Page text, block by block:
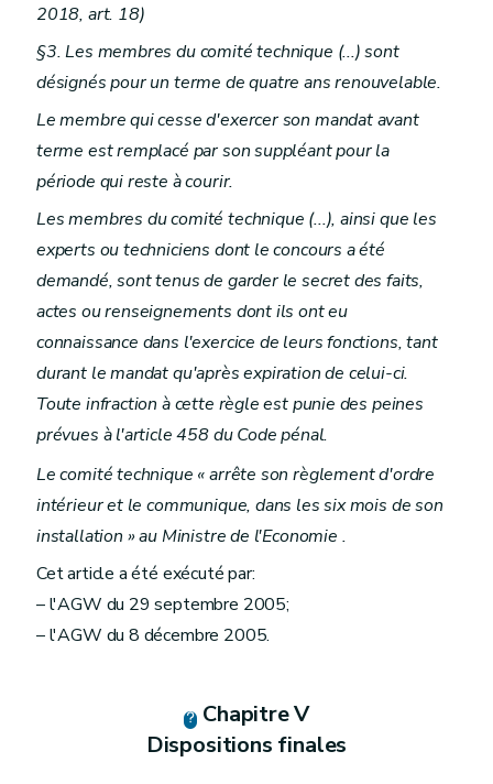
2018, art. 18)
§3. Les membres du comité technique (...) sont
désignés pour un terme de quatre ans renouvelable.
Le membre qui cesse d'exercer son mandat avant
terme est remplacé par son suppléant pour la
période qui reste à courir.
Les membres du comité technique (...), ainsi que les
experts ou techniciens dont le concours a été
demandé, sont tenus de garder le secret des faits,
actes ou renseignements dont ils ont eu
connaissance dans l'exercice de leurs fonctions, tant
durant le mandat qu'après expiration de celui-ci.
Toute infraction à cette règle est punie des peines
prévues à l'article 458 du Code pénal.
Le comité technique « arrête son règlement d'ordre
intérieur et le communique, dans les six mois de son
installation » au Ministre de l'Economie .
Cet article a été exécuté par:
– l'AGW du 29 septembre 2005;
– l'AGW du 8 décembre 2005.
Chapitre V
Dispositions finales